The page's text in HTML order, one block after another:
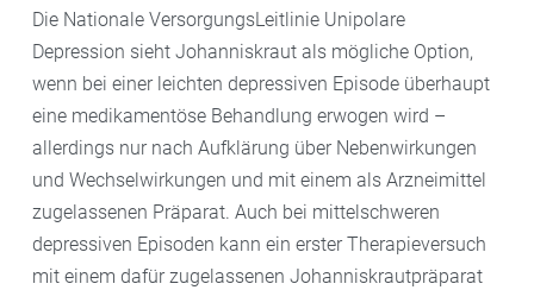
Die Nationale VersorgungsLeitlinie Unipolare
Depression sieht Johanniskraut als mögliche Option,
wenn bei einer leichten depressiven Episode überhaupt
eine medikamentöse Behandlung erwogen wird –
allerdings nur nach Aufklärung über Nebenwirkungen
und Wechselwirkungen und mit einem als Arzneimittel
zugelassenen Präparat. Auch bei mittelschweren
depressiven Episoden kann ein erster Therapieversuch
mit einem dafür zugelassenen Johanniskrautpräparat